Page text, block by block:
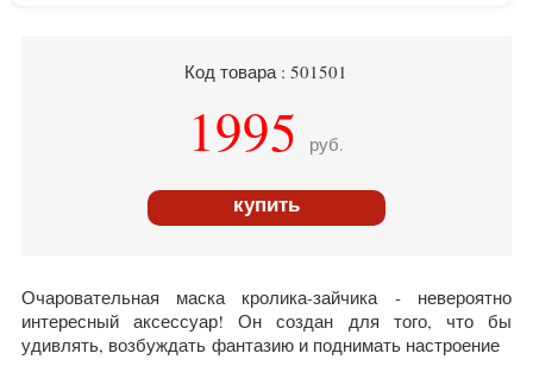
Код товара : 501501
1995 руб.
купить
Очаровательная маска кролика-зайчика - невероятно
интересный аксессуар! Он создан для того, что бы
удивлять, возбуждать фантазию и поднимать настроение